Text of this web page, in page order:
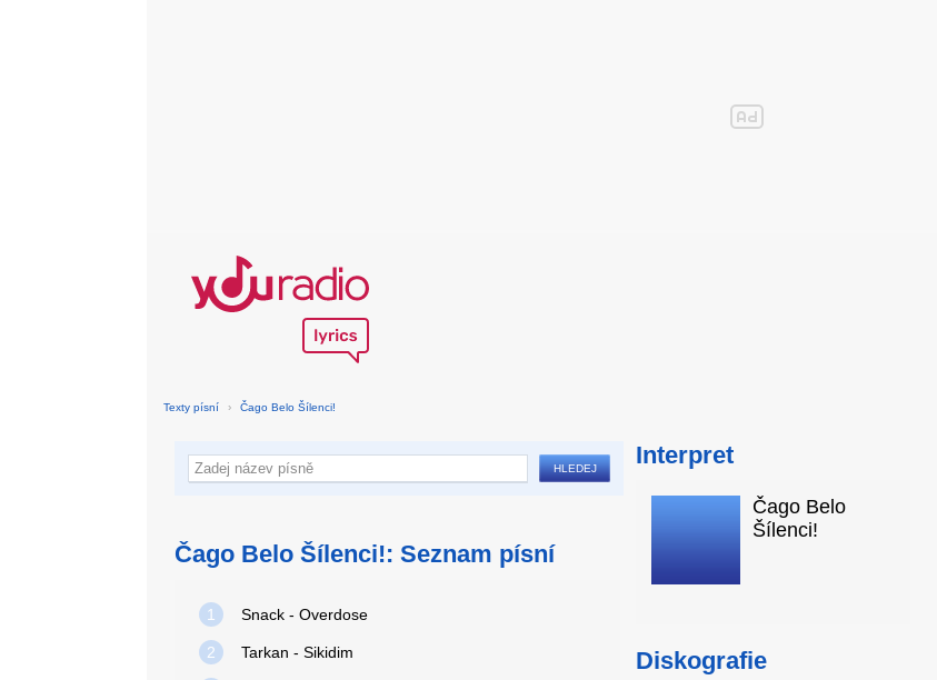
Texty písní › Čago Belo Šílenci!
Čago Belo Šílenci!: Seznam písní
1 Snack - Overdose
2 Tarkan - Sikidim
Interpret
Čago Belo
Šílenci!
Diskografie